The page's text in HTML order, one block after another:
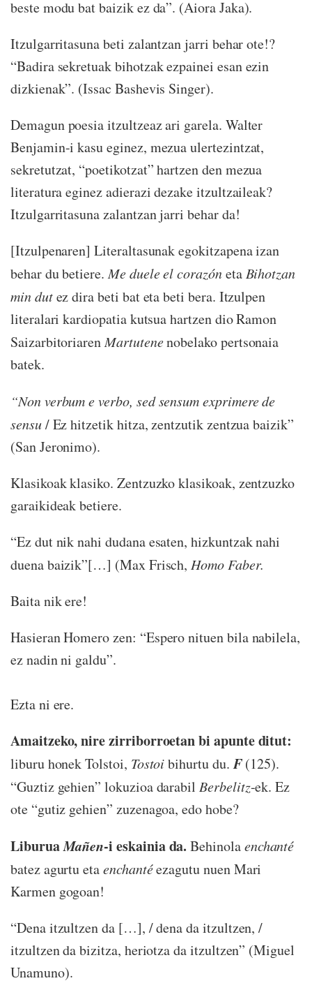
beste modu bat baizik ez da”. (Aiora Jaka).
Itzulgarritasuna beti zalantzan jarri behar ote!?
“Badira sekretuak bihotzak ezpainei esan ezin
dizkienak”. (Issac Bashevis Singer).
Demagun poesia itzultzeaz ari garela. Walter
Benjamin-i kasu eginez, mezua ulertezintzat,
sekretutzat, “poetikotzat” hartzen den mezua
literatura eginez adierazi dezake itzultzaileak?
Itzulgarritasuna zalantzan jarri behar da!
[Itzulpenaren] Literaltasunak egokitzapena izan
behar du betiere.Me duele el corazóneta Bihotzan
min dutez dira beti bat eta beti bera. Itzulpen
literalari kardiopatia kutsua hartzen dio Ramon
SaizarbitoriarenMartutenenobelako pertsonaia
batek.
“Non verbum e verbo, sed sensum exprimere de
sensu/ Ez hitzetik hitza, zentzutik zentzua baizik”
(San Jeronimo).
Klasikoak klasiko. Zentzuzko klasikoak, zentzuzko
garaikideak betiere.
“Ez dut nik nahi dudana esaten, hizkuntzak nahi
duena baizik”[…] (Max Frisch,Homo Faber.
Baita nik ere!
Hasieran Homero zen: “Espero nituen bila nabilela,
ez nadin ni galdu”.
Ezta ni ere.
Amaitzeko, nire zirriborroetan bi apunte ditut:
liburu honek Tolstoi, Tostoibihurtu du.F (125).
“Guztiz gehien” lokuzioa darabilBerbelitz-ek. Ez
ote “gutiz gehien” zuzenagoa, edo hobe?
LiburuaMañen-i eskainia da. Behinolaenchanté
batez agurtu etaenchantéezagutu nuen Mari
Karmen gogoan!
“Dena itzultzen da […], / dena da itzultzen, /
itzultzen da bizitza, heriotza da itzultzen” (Miguel
Unamuno).